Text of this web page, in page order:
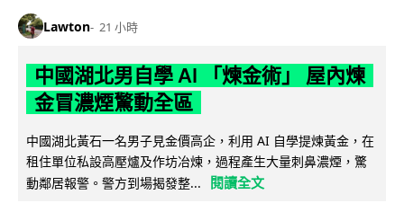
Lawton 21 小時
中國湖北男自學 AI 「煉金術」 屋內煉
金冒濃煙驚動全區
中國湖北黃石一名男子見金價高企，利用 AI 自學提煉黃金，在
租住單位私設高壓爐及作坊冶煉，過程產生大量刺鼻濃煙，驚
動鄰居報警。警方到場揭發整...
閱讀全文